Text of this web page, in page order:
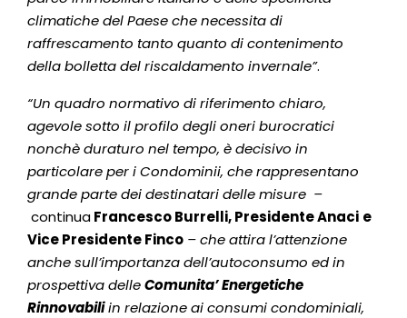
climatiche del Paese che necessita di
raffrescamento tanto quanto di contenimento
della bolletta del riscaldamento invernale”.
“Un quadro normativo di riferimento chiaro,
agevole sotto il profilo degli oneri burocratici
nonchè duraturo nel tempo, è decisivo in
particolare per i Condominii, che rappresentano
grande parte dei destinatari delle misure –
continuaFrancesco Burrelli, Presidente Anaci e
Vice Presidente Finco – che attira l’attenzione
anche sull’importanza dell’autoconsumo ed in
prospettiva delleComunita’ Energetiche
Rinnovabiliin relazione ai consumi condominiali,